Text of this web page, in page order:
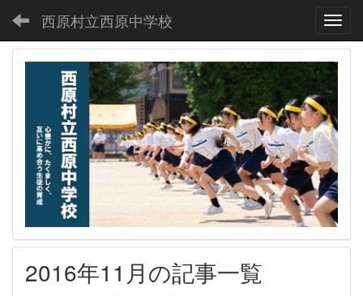
西原村立西原中学校
2016年11月の記事一覧